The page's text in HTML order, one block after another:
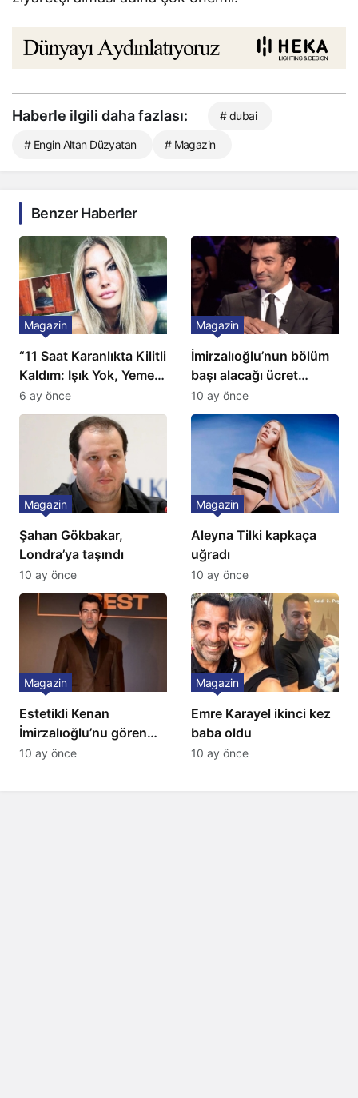
Haberle ilgili daha fazlası: # dubai
# Engin Altan Düzyatan # Magazin
Benzer Haberler
“11 Saat Karanlıkta Kilitli
Kaldım: Işık Yok, Yemek
Yok, Tuvalet Yok!”
Çağla Şikel’den Şok
Magazin
6 ay önce
İmirzalıoğlu’nun bölüm
başı alacağı ücret
Türkiye’de bir ilk:
Gözünü 2 ilçeye dikti!
Magazin
10 ay önce
Şahan Gökbakar,
Londra’ya taşındı
Magazin
10 ay önce
Aleyna Tilki kapkaça
uğradı
Magazin
10 ay önce
Estetikli Kenan
İmirzalıoğlu’nu gören
tanıyamıyor: Son hali
Magazin
10 ay önce
Emre Karayel ikinci kez
baba oldu
Magazin
10 ay önce